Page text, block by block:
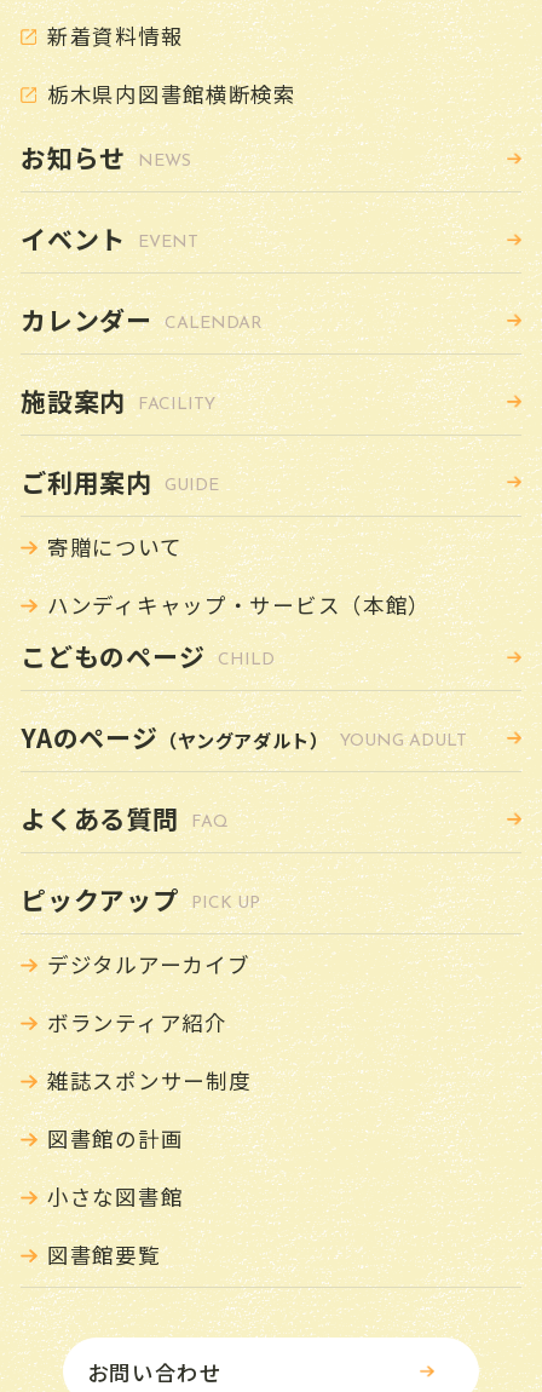
新着資料情報
栃木県内図書館横断検索
お知らせ NEWS
イベント EVENT
カレンダー CALENDAR
施設案内 FACILITY
ご利用案内 GUIDE
寄贈について
ハンディキャップ・サービス（本館）
こどものページ CHILD
YAのページ（ヤングアダルト） YOUNG ADULT
よくある質問 FAQ
ピックアップ PICK UP
デジタルアーカイブ
ボランティア紹介
雑誌スポンサー制度
図書館の計画
小さな図書館
図書館要覧
お問い合わせ